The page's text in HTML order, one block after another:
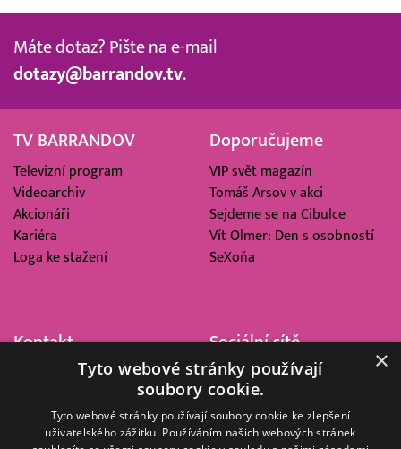
Máte dotaz? Pište na e-mail
dotazy@barrandov.tv.
TV BARRANDOV
Televizní program
Videoarchiv
Akcionáři
Kariéra
Loga ke stažení
Doporučujeme
VIP svět magazín
Tomáš Arsov v akci
Sejdeme se na Cibulce
Vít Olmer: Den s osobností
SeXoňa
Kontakt
Barrandov Televizní Studio,
Kříženeckého nám. 322
152 00 Praha 5
Sociální sítě
×
Tyto webové stránky používají
soubory cookie.
Tyto webové stránky používají soubory cookie ke zlepšení
uživatelského zážitku. Používáním našich webových stránek